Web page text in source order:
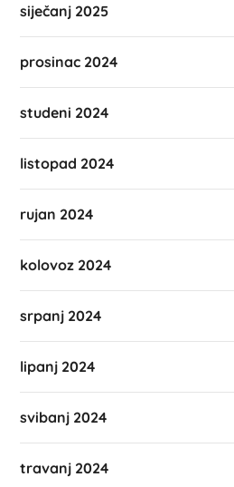
siječanj 2025
prosinac 2024
studeni 2024
listopad 2024
rujan 2024
kolovoz 2024
srpanj 2024
lipanj 2024
svibanj 2024
travanj 2024